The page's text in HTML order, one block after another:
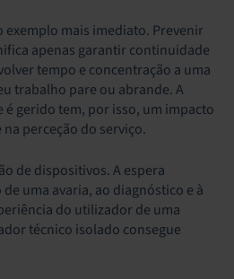
exemplo mais imediato. Prevenir
apenas garantir continuidade
tempo e concentração a uma
trabalho pare ou abrande. A
gerido tem, por isso, um impacto
perceção do serviço.
de dispositivos. A espera
uma avaria, ao diagnóstico e à
do utilizador de uma
técnico isolado consegue